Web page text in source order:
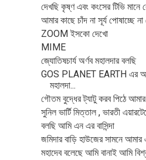
দেখছি কৃষ্ণ এবং কংসের টিভি মানে
আমার কাছে চাঁদ না সূর্য পোষাচ্ছে না
ZOOM ইসকো দেখো
MIME
জ্যোতিষচার্য অর্ণব মহালদার বলছি
GOS PLANET EARTH এর
মহালদা...
গৌতম বুদ্ধের ট্যাটু করব পিঠে আমার
সুনিল ভার্টি মিত্তাল , ভারতী
বলছি আমি এন এর বাসিন্দা
জমিদার বাড়ি হাউজের সামনে আমার
মহাদেব বলেছে আমি বানাই আমি